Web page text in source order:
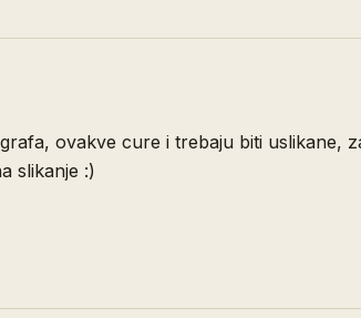
ovakve cure i trebaju biti uslikane,
slikanje :)